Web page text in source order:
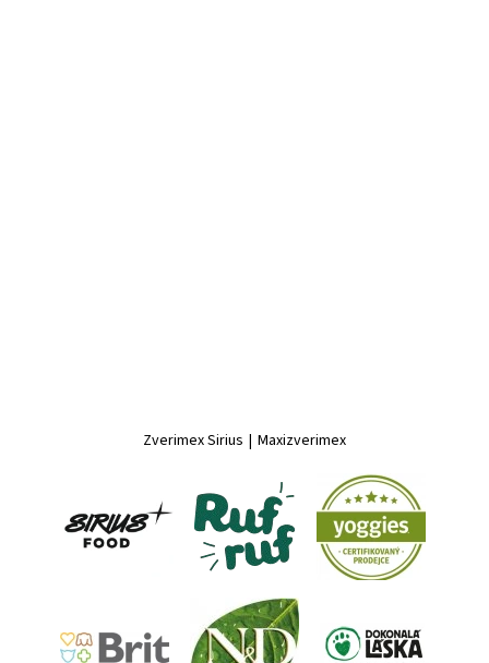
Zverimex Sirius | Maxizverimex